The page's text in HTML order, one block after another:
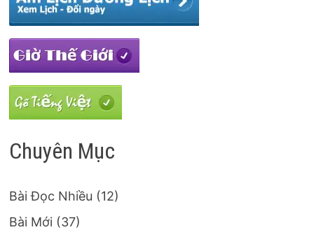
Chuyên Mục
Bài Đọc Nhiều (12)
Bài Mới (37)